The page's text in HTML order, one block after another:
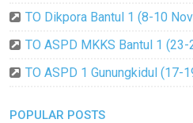
TO Dikpora Bantul 1 (8-10
TO ASPD MKKS Bantul 1 (23-
TO ASPD 1 Gunungkidul (17-
POPULAR POSTS